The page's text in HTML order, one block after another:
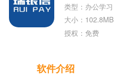
类型：办公学习
大小：102.8MB
授权：免费
软件介绍